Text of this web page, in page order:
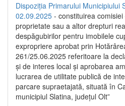
Dispoziția Primarului Municipiului
02.09.2025 - constituirea
proprietate sau a altor drepturi
despăgubirilor pentru imobilele
expropriere aprobat prin
261/25.06.2025 referitoare la
și de interes local și aprobarea
lucrarea de utilitate publică de
parcare supraetajată, situată în
municipiul Slatina, județul Olt”